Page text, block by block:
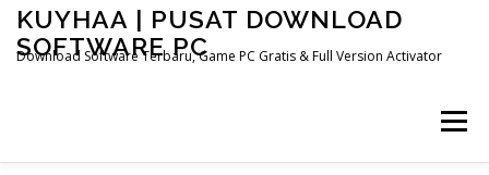
Skip
content
KUYHAA | PUSAT DOWNLOAD
SOFTWARE PC
Download Software Terbaru, Game PC Gratis & Full Version Activator
Menu